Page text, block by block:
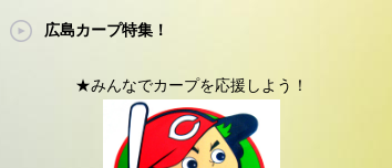
広島カープ特集！
★みんなでカープを応援しよう！